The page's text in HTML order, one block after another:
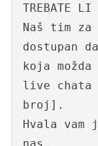
TREBATE LI
Naš tim
dostupan
koja
live
broj].
Hvala